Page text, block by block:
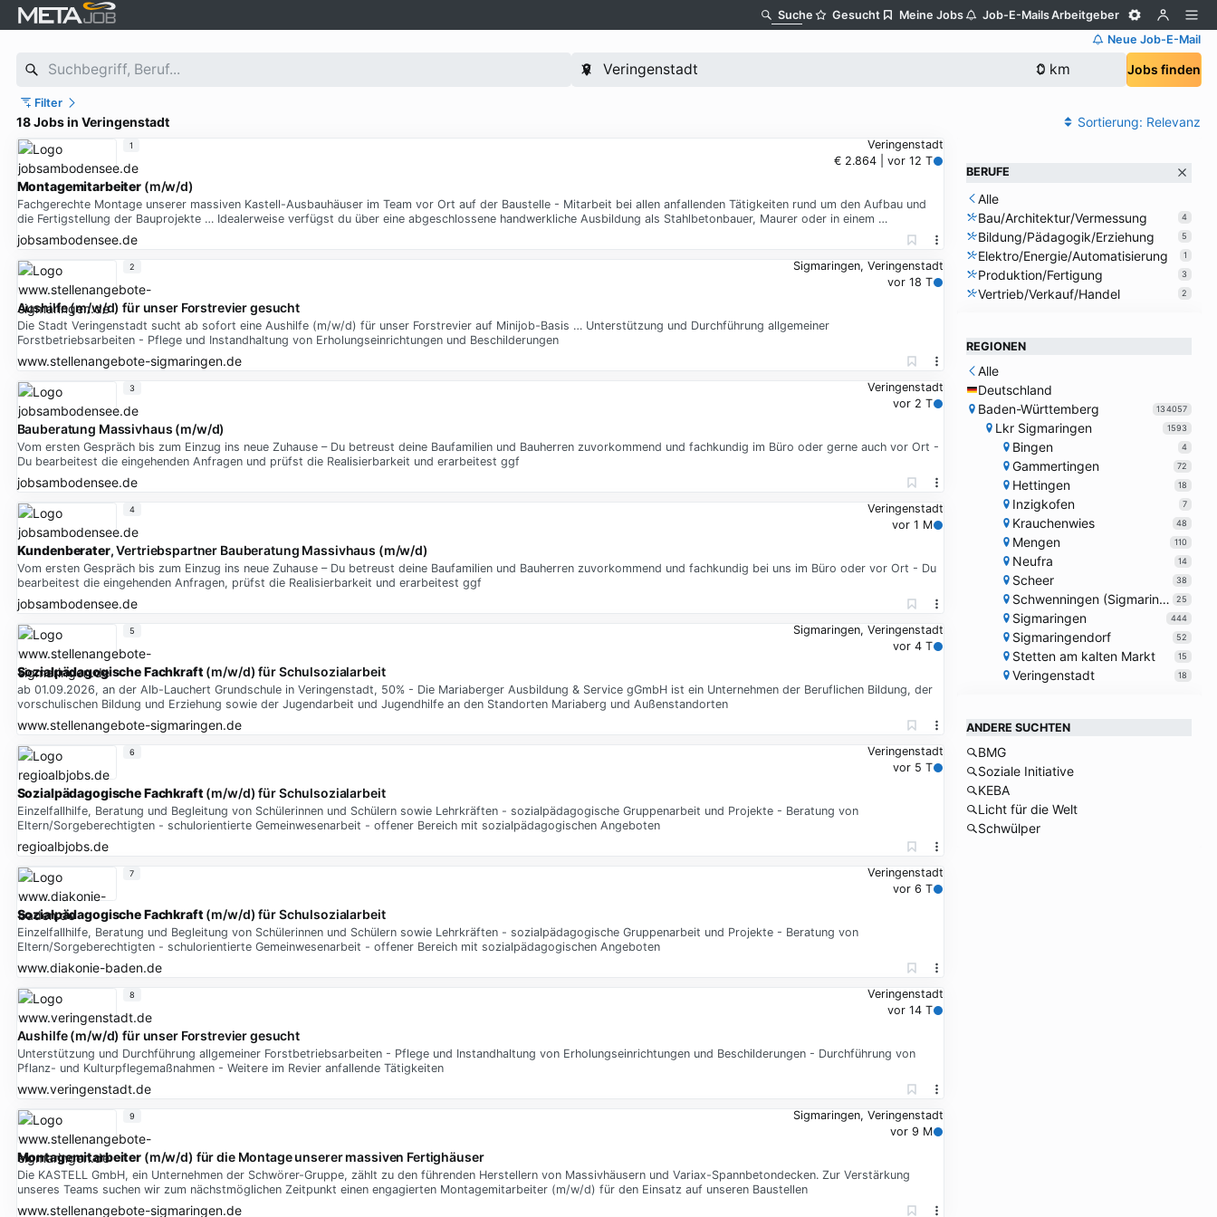
Suche Gesucht Meine Jobs Job-E-MailsArbeitgeber
Neue Job-E-Mail
Jobs finden
Filter
18 Jobs in Veringenstadt Sortierung: Relevanz
Veringenstadt
€ 2.864 | vor 12 T
Montagemitarbeiter(m/w/d)
Fachgerechte Montage unserer massiven Kastell-Ausbauhäuser im Team vor Ort auf der Baustelle - Mitarbeit bei allen anfallenden Tätigkeiten rund um den Aufbau und
die Fertigstellung der Bauprojekte … Idealerweise verfügst du über eine abgeschlossene handwerkliche Ausbildung als Stahlbetonbauer, Maurer oder in einem …
jobsambodensee.de
1
Sigmaringen, Veringenstadt
vor 18 T
Aushilfe (m/w/d) für unser Forstrevier gesucht
Die Stadt Veringenstadt sucht ab sofort eine Aushilfe (m/w/d) für unser Forstrevier auf Minijob-Basis … Unterstützung und Durchführung allgemeiner
Forstbetriebsarbeiten - Pflege und Instandhaltung von Erholungseinrichtungen und Beschilderungen
www.stellenangebote-sigmaringen.de
2
Veringenstadt
vor 2 T
Bauberatung Massivhaus (m/w/d)
Vom ersten Gespräch bis zum Einzug ins neue Zuhause – Du betreust deine Baufamilien und Bauherren zuvorkommend und fachkundig im Büro oder gerne auch vor Ort -
Du bearbeitest die eingehenden Anfragen und prüfst die Realisierbarkeit und erarbeitest ggf
jobsambodensee.de
3
Veringenstadt
vor 1 M
Kundenberater, Vertriebspartner Bauberatung Massivhaus (m/w/d)
Vom ersten Gespräch bis zum Einzug ins neue Zuhause – Du betreust deine Baufamilien und Bauherren zuvorkommend und fachkundig bei uns im Büro oder vor Ort - Du
bearbeitest die eingehenden Anfragen, prüfst die Realisierbarkeit und erarbeitest ggf
jobsambodensee.de
4
Sigmaringen, Veringenstadt
vor 4 T
SozialpädagogischeFachkraft (m/w/d) für Schulsozialarbeit
ab 01.09.2026, an der Alb-Lauchert Grundschule in Veringenstadt, 50% - Die Mariaberger Ausbildung & Service gGmbH ist ein Unternehmen der Beruflichen Bildung, der
vorschulischen Bildung und Erziehung sowie der Jugendarbeit und Jugendhilfe an den Standorten Mariaberg und Außenstandorten
www.stellenangebote-sigmaringen.de
5
Veringenstadt
vor 5 T
SozialpädagogischeFachkraft (m/w/d) für Schulsozialarbeit
Einzelfallhilfe, Beratung und Begleitung von Schülerinnen und Schülern sowie Lehrkräften - sozialpädagogische Gruppenarbeit und Projekte - Beratung von
Eltern/Sorgeberechtigten - schulorientierte Gemeinwesenarbeit - offener Bereich mit sozialpädagogischen Angeboten
regioalbjobs.de
6
Veringenstadt
vor 6 T
SozialpädagogischeFachkraft (m/w/d) für Schulsozialarbeit
Einzelfallhilfe, Beratung und Begleitung von Schülerinnen und Schülern sowie Lehrkräften - sozialpädagogische Gruppenarbeit und Projekte - Beratung von
Eltern/Sorgeberechtigten - schulorientierte Gemeinwesenarbeit - offener Bereich mit sozialpädagogischen Angeboten
www.diakonie-baden.de
7
Veringenstadt
vor 14 T
Aushilfe (m/w/d) für unser Forstrevier gesucht
Unterstützung und Durchführung allgemeiner Forstbetriebsarbeiten - Pflege und Instandhaltung von Erholungseinrichtungen und Beschilderungen - Durchführung von
Pflanz- und Kulturpflegemaßnahmen - Weitere im Revier anfallende Tätigkeiten
www.veringenstadt.de
8
Sigmaringen, Veringenstadt
vor 9 M
Montagemitarbeiter(m/w/d) für die Montage unserer massiven Fertighäuser
Die KASTELL GmbH, ein Unternehmen der Schwörer-Gruppe, zählt zu den führenden Herstellern von Massivhäusern und Variax-Spannbetondecken. Zur Verstärkung
unseres Teams suchen wir zum nächstmöglichen Zeitpunkt einen engagierten Montagemitarbeiter (m/w/d) für den Einsatz auf unseren Baustellen
www.stellenangebote-sigmaringen.de
9
BERUFE
Alle
Bau/Architektur/Vermessung
4
Bildung/Pädagogik/Erziehung 5
Elektro/Energie/Automatisierung 1
Produktion/Fertigung 3
Vertrieb/Verkauf/Handel 2
REGIONEN
Alle
Deutschland
Baden-Württemberg
134057
Lkr Sigmaringen 1593
Bingen 4
Gammertingen 72
Hettingen 18
Inzigkofen 7
Krauchenwies 48
Mengen 110
Neufra 14
Scheer 38
Schwenningen (Sigmaringen) 25
Sigmaringen 444
Sigmaringendorf 52
Stetten am kalten Markt 15
Veringenstadt 18
ANDERE SUCHTEN
BMG
Soziale Initiative
KEBA
Licht für die Welt
Schwülper